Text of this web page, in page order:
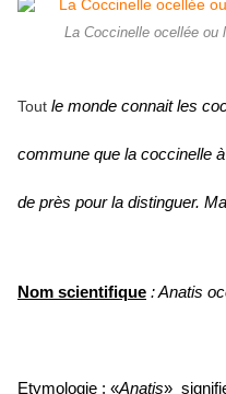
La Coccinelle ocellée ou
Tout le monde connait les
commune que la coccinelle
de près pour la distinguer.
Nom scientifique : Anatis
Etymologie : «Anatis»